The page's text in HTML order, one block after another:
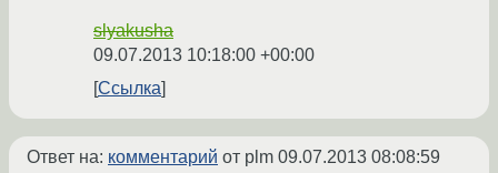
slyakusha
09.07.2013 10:18:00 +00:00
Ссылка
Ответ на: комментарий от plm 09.07.2013 08:08:59